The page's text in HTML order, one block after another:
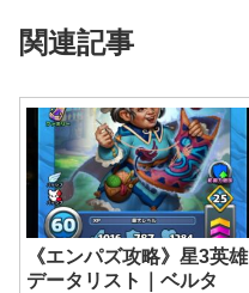
関連記事
《エンパズ攻略》星3英雄
データリスト｜ベルタ